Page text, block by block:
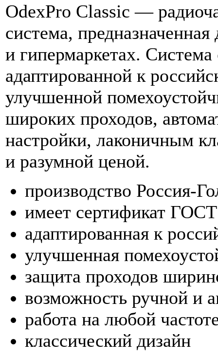
OdexPro Сlassic —
система,
и гипермаркетах. Система
адаптированной к
улучшенной
широких проходов,
настройки, лаконичным
и разумной ценой.
производство Россия-
имеет сертификат
адаптированная к
улучшенная
защита проходов
возможность ручной и
работа на любой
классический дизайн